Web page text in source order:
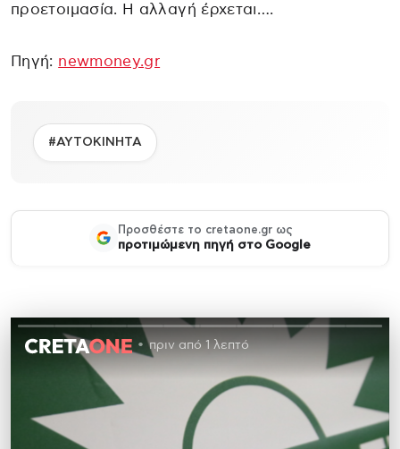
προετοιμασία. Η αλλαγή έρχεται….
Πηγή: newmoney.gr
#ΑΥΤΟΚΙΝΗΤΑ
Προσθέστε το cretaone.gr ως
προτιμώμενη πηγή στο Google
πριν από 1 λεπτό